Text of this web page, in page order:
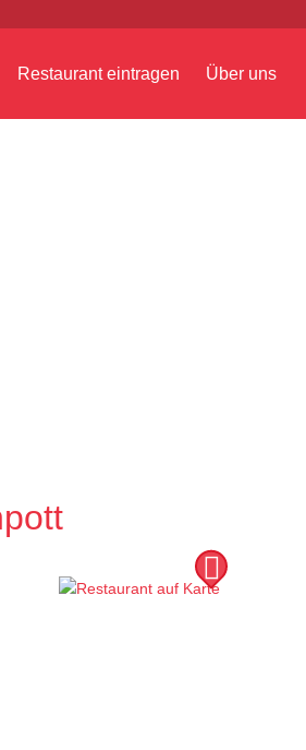
Restaurant eintragen Über uns